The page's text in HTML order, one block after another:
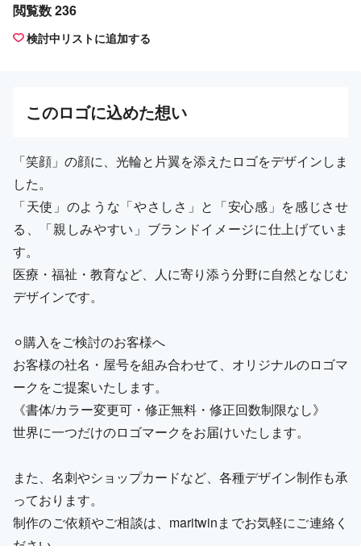
閲覧数 236
検討中リストに追加する
このロゴに込めた想い
「笑顔」の顔に、光輪と片翼を添えたロゴをデザインしま
した。
「天使」のような「やさしさ」と「安心感」を感じさせ
る、「親しみやすい」ブランドイメージに仕上げていま
す。
医療・福祉・教育など、人に寄り添う分野に自然となじむ
デザインです。
⚪︎購入をご検討のお客様へ
お客様の社名・屋号を組み合わせて、オリジナルのロゴマ
ークをご提案いたします。
《書体/カラー変更可・修正無料・修正回数制限なし》
世界に一つだけのロゴマークをお届けいたします。
また、名刺やショップカードなど、各種デザイン制作も承
っております。
制作のご依頼やご相談は、maritwinまでお気軽にご連絡く